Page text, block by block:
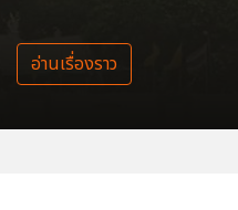
อ่านเรื่องราว